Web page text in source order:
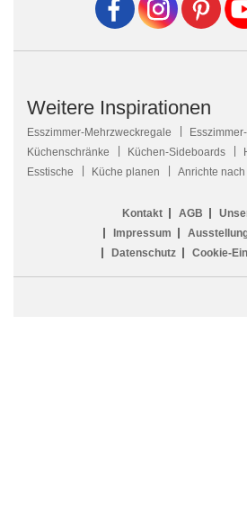
Weitere Inspirationen
Esszimmer-Mehrzweckregale
Küchenschränke
Küchen-Sideboards
Esstische
Küche planen Anrichte
Kontakt AGB
Impressum
Datenschutz
Cookie-